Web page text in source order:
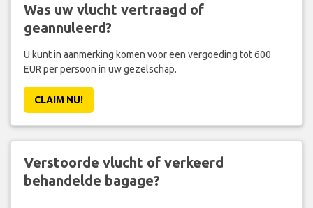
Was uw vlucht vertraagd of
geannuleerd?
U kunt in aanmerking komen voor een vergoeding tot 600
EUR per persoon in uw gezelschap.
CLAIM NU!
Verstoorde vlucht of verkeerd
behandelde bagage?